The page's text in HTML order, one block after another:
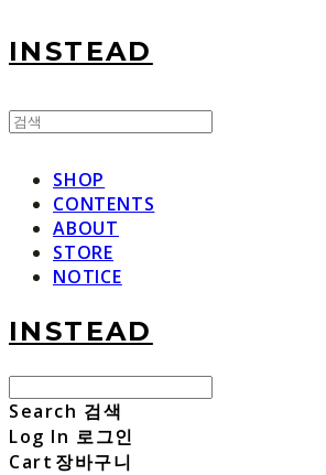
INSTEAD
SHOP
CONTENTS
ABOUT
STORE
NOTICE
INSTEAD
Search 검색
Log In 로그인
Cart 장바구니